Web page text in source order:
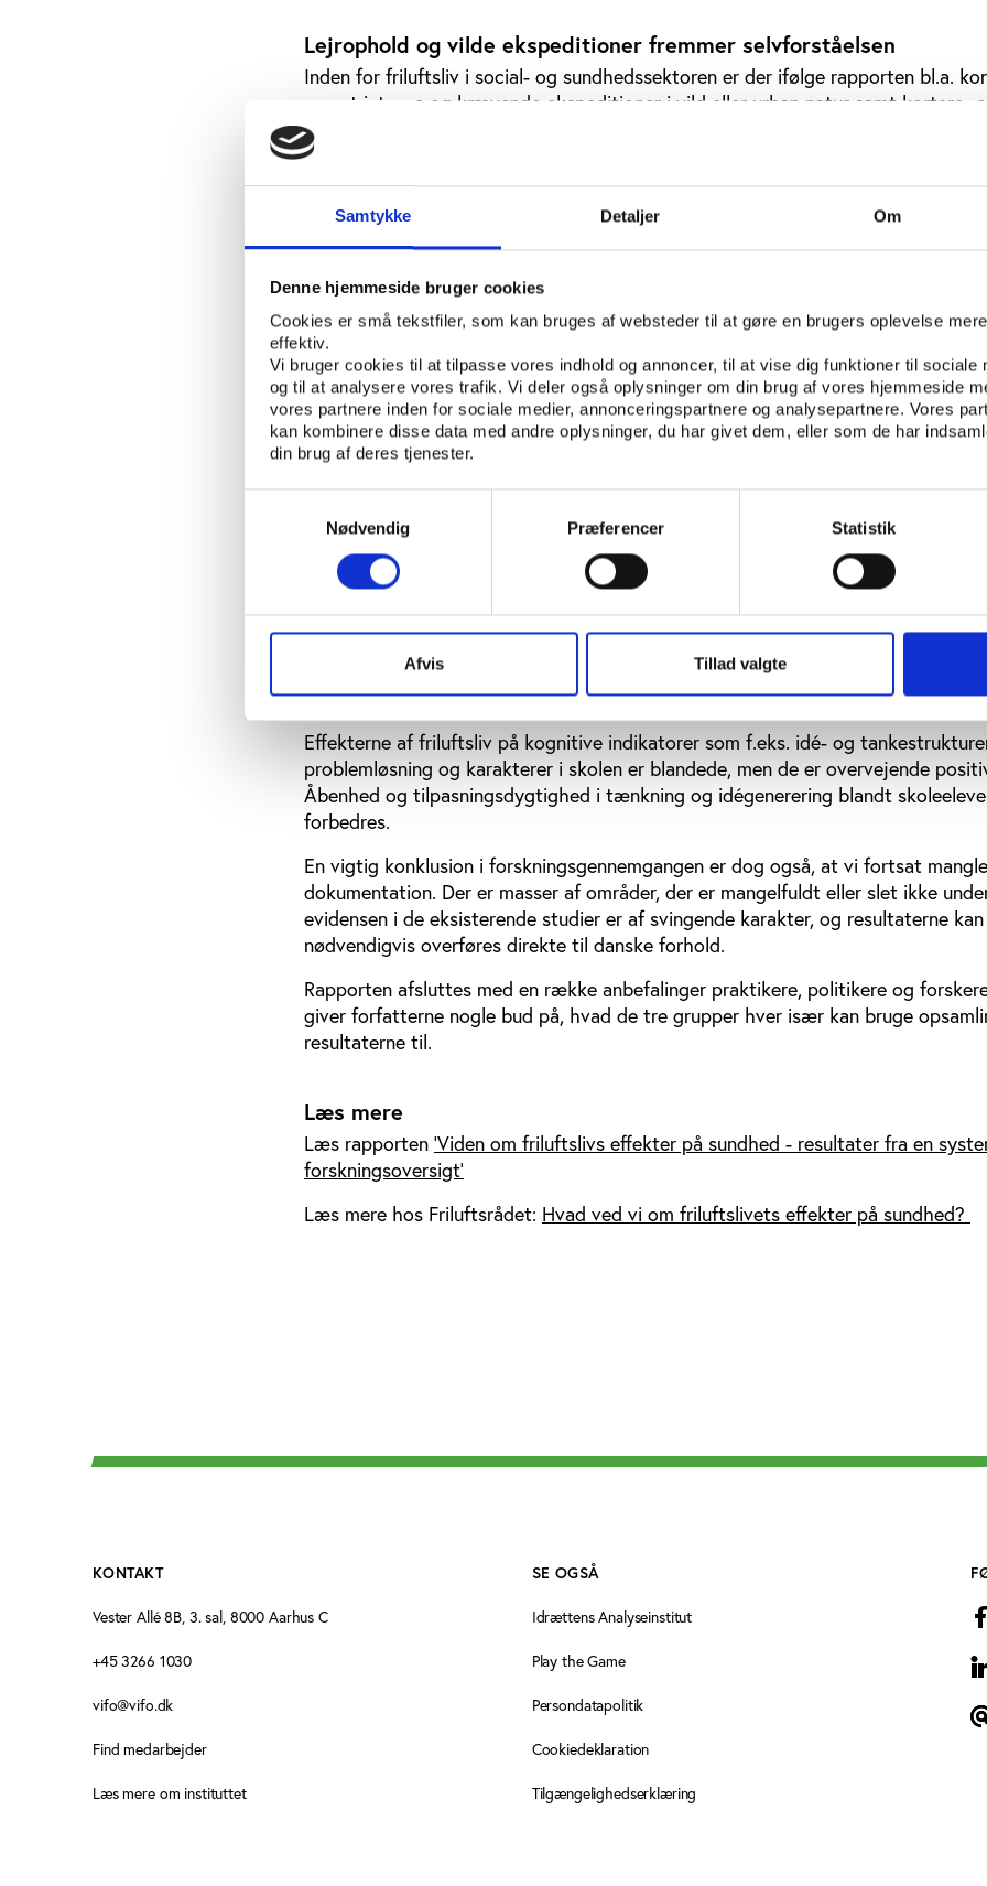
Samtykke Detaljer Om
Denne hjemmeside bruger cookies
Cookies er små tekstfiler, som kan bruges af websteder til at gøre en brugers oplevelse mere
effektiv.
Vi bruger cookies til at tilpasse vores indhold og annoncer, til at vise dig funktioner til sociale
og til at analysere vores trafik. Vi deler også oplysninger om din brug af vores hjemmeside
vores partnere inden for sociale medier, annonceringspartnere og analysepartnere. Vores
kan kombinere disse data med andre oplysninger, du har givet dem, eller som de har
din brug af deres tjenester.
Nødvendig
Præferencer Statistik
Afvis Tillad valgte
Lejrophold og vilde ekspeditioner fremmer selvforståelsen
Inden for friluftsliv i social- og sundhedssektoren er der ifølge rapporten bl.a.
om, at intense og krævende ekspeditioner i vild eller urban natur samt kortere-
længerevarende primitive lejrbaserede ophold generelt har god effekt.
familieudvikling, adfærd (herunder misbrug og kriminalitet) og fysisk sundhed
målgrupper med og uden diagnoser samt kriminelle og socialt udsatte.
Der er desuden indikationer af, at adfærdsændringerne i forbindelse med f.eks.
kriminalitet holder ved over længere tid.
Også inden for social- og sundhedssektoren finder forskerne, at lav-intense
natur og grønne områder ser ud til at forbedre stress og kognitiv funktion på
målgrupperne. Blandt børn med ADHD ses en fremgang i koncentrationsevne
natur og grønne områder.
Psykosociale forbedringer på tværs af alder
Ser man på friluftsliv i dagsinstitution- og uddannelsessektoren, fremhæver
der på tværs af forskellige aldersgrupper er indikationer af forbedringer i
og i samarbejdsdynamikker, når der udøves forskellige typer frilufts- og
Studierne er spredt over en række sundhedsparametre, målgrupper og typer af
viser overvejende positive sammenhænge.
Effekterne af friluftsliv på kognitive indikatorer som f.eks. idé- og
problemløsning og karakterer i skolen er blandede, men de er overvejende
Åbenhed og tilpasningsdygtighed i tænkning og idégenerering blandt
forbedres.
En vigtig konklusion i forskningsgennemgangen er dog også, at vi fortsat
dokumentation. Der er masser af områder, der er mangelfuldt eller slet ikke
evidensen i de eksisterende studier er af svingende karakter, og resultaterne
nødvendigvis overføres direkte til danske forhold.
Rapporten afsluttes med en række anbefalinger praktikere, politikere og
giver forfatterne nogle bud på, hvad de tre grupper hver især kan bruge
resultaterne til.
Læs mere
Læs rapporten ’Viden om friluftslivs effekter på sundhed - resultater fra en
forskningsoversigt’
Læs mere hos Friluftsrådet: Hvad ved vi om friluftslivets effekter på sundhed?
KONTAKT
Vester Allé 8B, 3. sal, 8000 Aarhus C
+45 3266 1030
vifo@vifo.dk
Find medarbejder
Læs mere om instituttet
SE OGSÅ
Idrættens Analyseinstitut
Play the Game
Persondatapolitik
Cookiedeklaration
Tilgængelighedserklæring